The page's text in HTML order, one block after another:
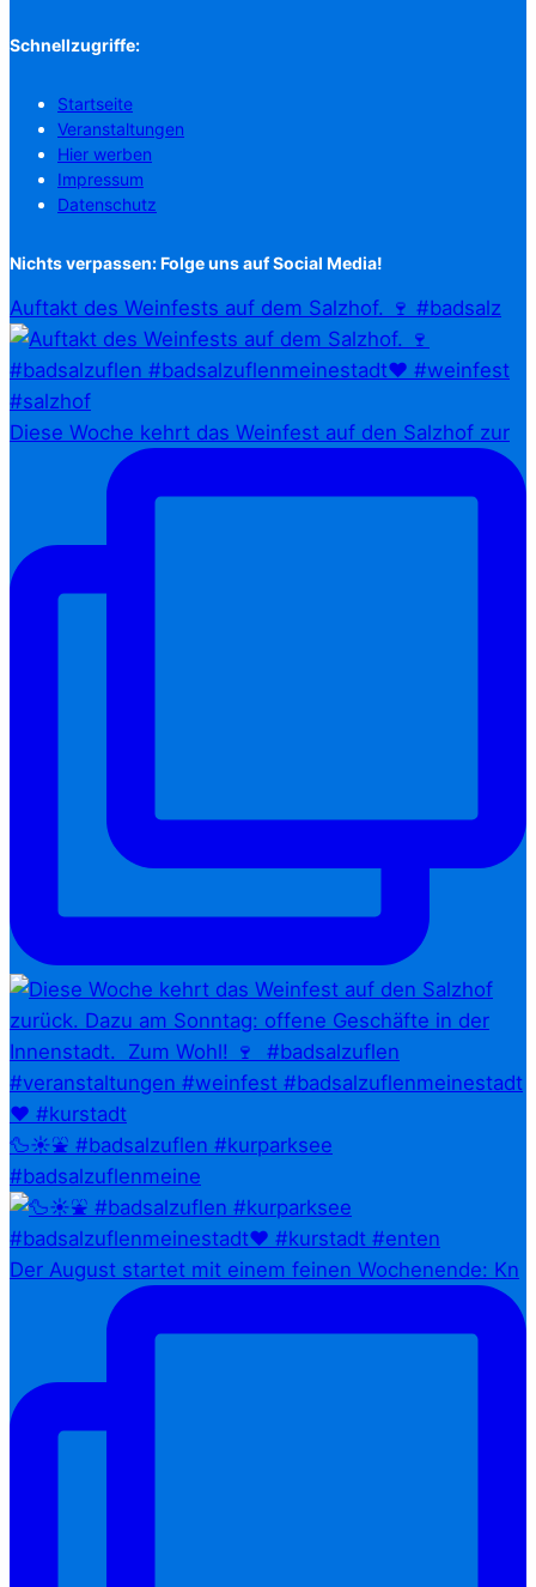
Schnellzugriffe:
Startseite
Veranstaltungen
Hier werben
Impressum
Datenschutz
Nichts verpassen: Folge uns auf Social Media!
Auftakt des Weinfests auf dem Salzhof. 🍷 #badsalz
Diese Woche kehrt das Weinfest auf den Salzhof zur
🦆☀️⛲ #badsalzuflen #kurparksee
#badsalzuflenmeine
Der August startet mit einem feinen Wochenende: Kn